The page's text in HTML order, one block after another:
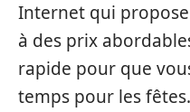
Internet qui
à des prix
rapide pour que
temps pour les